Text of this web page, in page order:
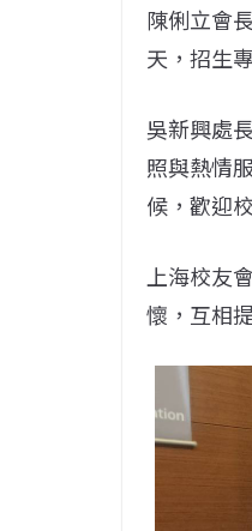
陳俐立會
天，招生
吳新興處
照與熱情
候，歡迎
上海校友
懷，互相